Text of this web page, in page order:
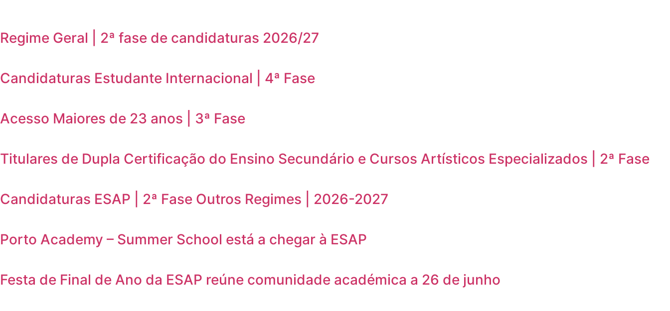
Regime Geral | 2ª fase de candidaturas 2026/27
Candidaturas Estudante Internacional | 4ª Fase
Acesso Maiores de 23 anos | 3ª Fase
Titulares de Dupla Certificação do Ensino Secundário e Cursos Artísticos Especializados | 2ª Fase
Candidaturas ESAP | 2ª Fase Outros Regimes | 2026-2027
Porto Academy – Summer School está a chegar à ESAP
Festa de Final de Ano da ESAP reúne comunidade académica a 26 de junho